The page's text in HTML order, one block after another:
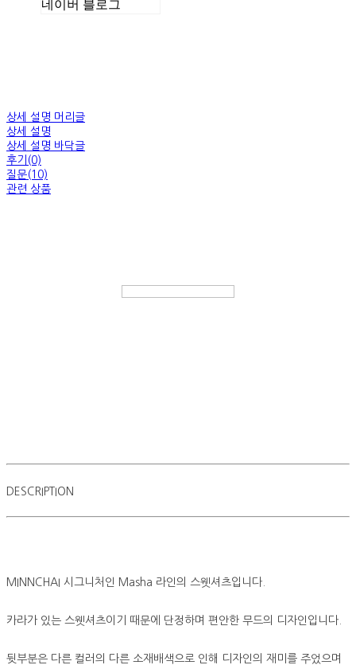
네이버 블로그
상세 설명 머리글
상세 설명
상세 설명 바닥글
후기(0)
질문(10)
관련 상품
DESCRIPTION
MINNCHAI 시그니처인 Masha 라인의 스웻셔츠입니다.
카라가 있는 스웻셔츠이기 때문에 단정하며 편안한 무드의 디자인입니다.
뒷부분은 다른 컬러의 다른 소재배색으로 인해 디자인의 재미를 주었으며